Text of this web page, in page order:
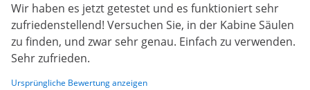
Wir haben es jetzt getestet und es funktioniert sehr
zufriedenstellend! Versuchen Sie, in der Kabine Säulen
zu finden, und zwar sehr genau. Einfach zu verwenden.
Sehr zufrieden.
Ursprüngliche Bewertung anzeigen